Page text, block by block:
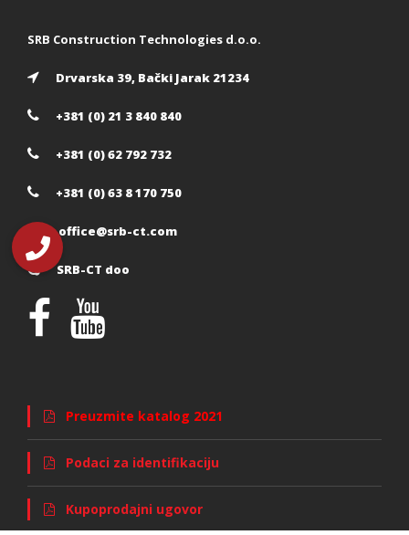
SRB Construction Technologies d.o.o.
Drvarska 39, Bački Jarak 21234
+381 (0) 21 3 840 840
+381 (0) 62 792 732
+381 (0) 63 8 170 750
office@srb-ct.com
SRB-CT doo
Preuzmite katalog 2021
Podaci za identifikaciju
Kupoprodajni ugovor